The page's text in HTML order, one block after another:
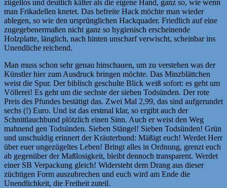
zügellos und deutlich kälter als die eigene Hand, ganz so, wie wenn
man Frikadellen knetet. Das befreite Hack möchte man wieder
ablegen, so wie den ursprünglichen Hackquader. Friedlich auf eine
zugegebenermaßen nicht ganz so hygienisch erscheinende
Holzplatte, länglich, nach hinten unscharf verwischt, scheinbar ins
Unendliche reichend.
Man muss schon sehr genau hinschauen, um zu verstehen was der
Künstler hier zum Ausdruck bringen möchte. Das Minzblättchen
weist die Spur. Der biblisch geschulte Blick weiß sofort: es geht um
Völlerei! Es geht um die sechste der sieben Todsünden. Der rote
Preis des Pfundes bestätigt das. Zwei Mal 2,99, das sind aufgerundet
sechs (!) Euro. Und ist das erstmal klar, so ergibt auch der
Schnittlauchbund plötzlich einen Sinn. Auch er weist den Weg
mahnend gen Todsünden. Sieben Stängel! Sieben Todsünden! Grün
und unschuldig erinnert der Kräuterbund: Mäßigt euch! Werdet Herr
über euer ungezügeltes Leben! Bringt alles in Ordnung, grenzt euch
ab gegenüber der Maßlosigkeit, bleibt dennoch transparent. Werdet
einer SB Verpackung gleich! Widersteht dem Drang aus dieser
züchtigen Form auszubrechen und euch wird am Ende die
Unendlichkeit, die Freiheit zuteil.